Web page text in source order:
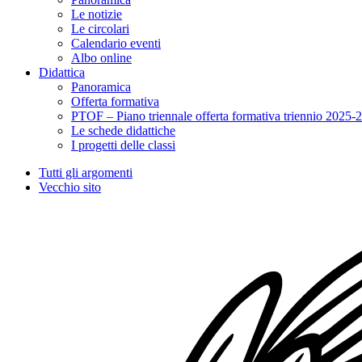
Le notizie
Le circolari
Calendario eventi
Albo online
Didattica
Panoramica
Offerta formativa
PTOF – Piano triennale offerta formativa triennio 2025-
Le schede didattiche
I progetti delle classi
Tutti gli argomenti
Vecchio sito